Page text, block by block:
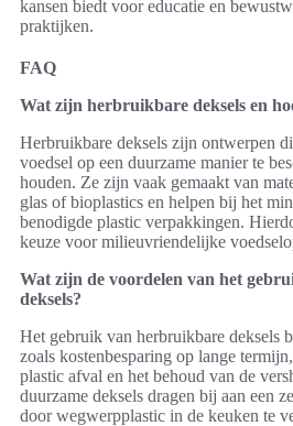
kansen biedt voor educatie en
praktijken.
FAQ
Wat zijn herbruikbare deksels en
Herbruikbare deksels zijn ontwerpen
voedsel op een duurzame manier te
houden. Ze zijn vaak gemaakt van
glas of bioplastics en helpen bij het
benodigde plastic verpakkingen.
keuze voor milieuvriendelijke
Wat zijn de voordelen van het
deksels?
Het gebruik van herbruikbare deksels
zoals kostenbesparing op lange
plastic afval en het behoud van de
duurzame deksels dragen bij aan een
door wegwerpplastic in de keuken te